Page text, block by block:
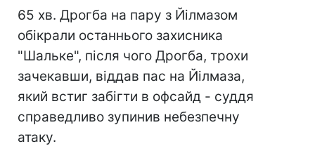
65 хв. Дрогба на пару з Йілмазом
обікрали останнього захисника
"Шальке", після чого Дрогба, трохи
зачекавши, віддав пас на Йілмаза,
який встиг забігти в офсайд - суддя
справедливо зупинив небезпечну
атаку.